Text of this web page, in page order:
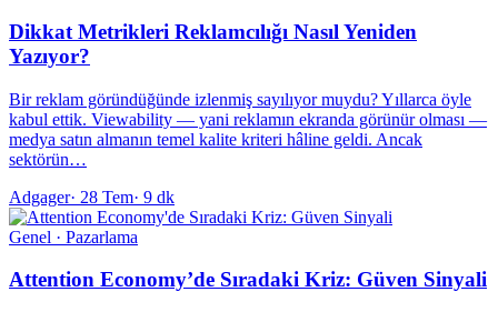
Dikkat Metrikleri Reklamcılığı Nasıl Yeniden
Yazıyor?
Bir reklam göründüğünde izlenmiş sayılıyor muydu? Yıllarca öyle
kabul ettik. Viewability — yani reklamın ekranda görünür olması —
medya satın almanın temel kalite kriteri hâline geldi. Ancak
sektörün…
Adgager· 28 Tem· 9 dk
Genel · Pazarlama
Attention Economy’de Sıradaki Kriz: Güven Sinyali